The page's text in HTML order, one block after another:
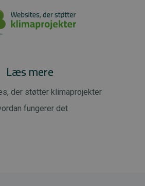
Læs mere
der støtter klimaprojekter
fungerer det